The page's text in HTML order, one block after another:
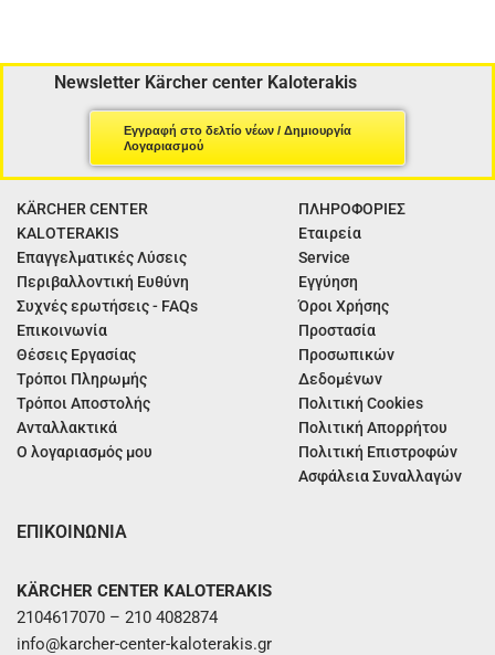
Newsletter Kärcher center Kaloterakis
Εγγραφή στο δελτίο νέων / Δημιουργία
Λογαριασμού
KÄRCHER CENTER
KALOTERAKIS
Επαγγελματικές Λύσεις
Περιβαλλοντική Ευθύνη
Συχνές ερωτήσεις - FAQs
Επικοινωνία
Θέσεις Εργασίας
Τρόποι Πληρωμής
Τρόποι Αποστολής
Ανταλλακτικά
Ο λογαριασμός μου
ΠΛΗΡΟΦΟΡΙΕΣ
Εταιρεία
Service
Εγγύηση
Όροι Χρήσης
Προστασία
Προσωπικών
Δεδομένων
Πολιτική Cookies
Πολιτική Απορρήτου
Πολιτική Επιστροφών
Ασφάλεια Συναλλαγών
ΕΠΙΚΟΙΝΩΝΙΑ
KÄRCHER CENTER KALOTERAKIS
2104617070 – 210 4082874
info@karcher-center-kaloterakis.gr